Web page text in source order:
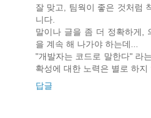
잘 맞고, 팀웍이 좋은 것처럼
니다.
말이나 글을 좀 더 정확하게,
을 계속 해 나가야 하는데...
"개발자는 코드로 말한다" 라
확성에 대한 노력은 별로 하지
답글